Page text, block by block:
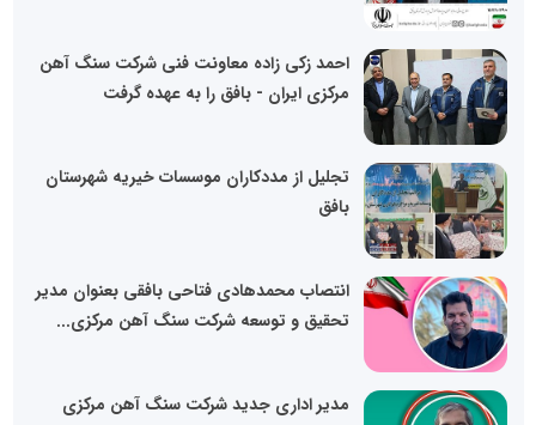
احمد زکی زاده معاونت فنی شرکت سنگ آهن
مرکزی ایران - بافق را به عهده گرفت
تجلیل از مددکاران موسسات خیریه شهرستان
بافق
انتصاب محمدهادی فتاحی بافقی بعنوان مدیر
تحقیق و توسعه شرکت سنگ آهن مرکزی...
مدیر اداری جدید شرکت سنگ آهن مرکزی